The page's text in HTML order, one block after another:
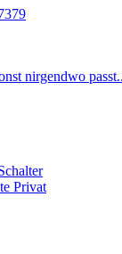
nirgendwo
Privat